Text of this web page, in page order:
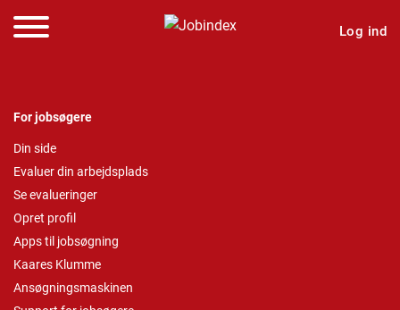
Log ind
For jobsøgere
Din side
Evaluer din arbejdsplads
Se evalueringer
Opret profil
Apps til jobsøgning
Kaares Klumme
Ansøgningsmaskinen